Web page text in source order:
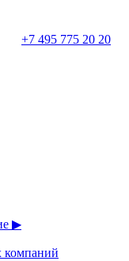
+7 495 775 20 20
▶
компаний